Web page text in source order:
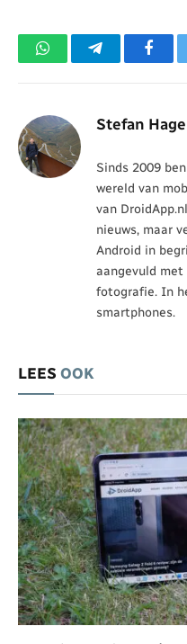
WhatsAppTelegram
Stefan Hage
Sinds 2009
wereld van
van
nieuws, maar
Android in
aangevuld met
fotografie. In
smartphones.
LEES OOK